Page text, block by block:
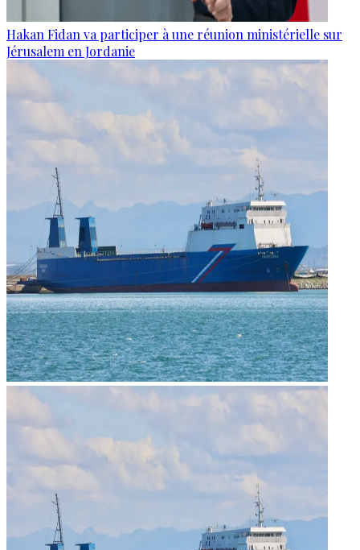
Hakan Fidan va participer à une réunion ministérielle sur
Jérusalem en Jordanie